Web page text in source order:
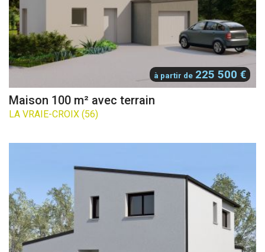
à partir de 225 500 €
Maison 100 m² avec terrain
LA VRAIE-CROIX (56)